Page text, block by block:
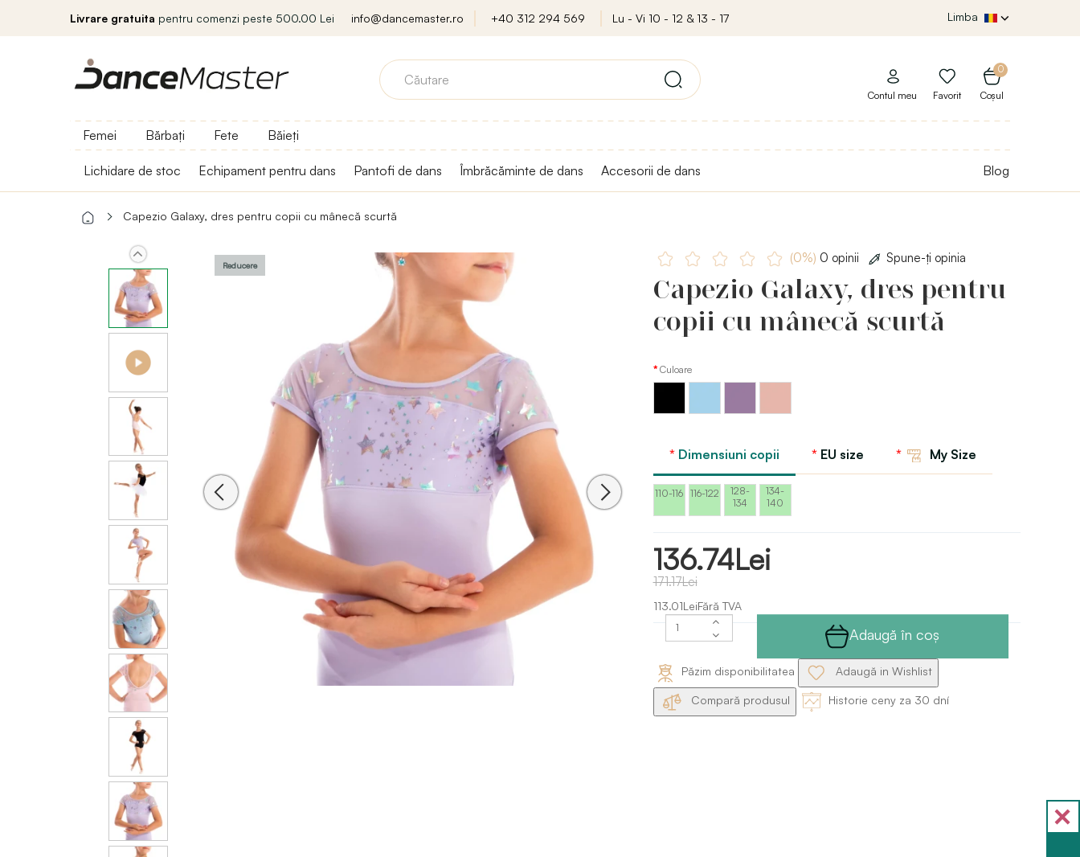
Livrare gratuita pentru comenzi peste 500.00 Lei info@dancemaster.ro +40 312 294 569 Lu - Vi 10 - 12 & 13 - 17 Limba
0
Coșul
Contul meu Favorit
Femei Bărbați Fete Băieți
Lichidare de stoc Echipament pentru dans Pantofi de dans Îmbrăcăminte de dans Accesorii de dans Blog
Capezio Galaxy, dres pentru copii cu mânecă scurtă
Reducere
(0%) 0 opinii Spune-ţi opinia
Capezio Galaxy, dres pentru
copii cu mânecă scurtă
Culoare
Capezio
Dimensiuni copii EU size My Size
110-116 116-122
128-
134
134-
140
136.74Lei
171.17Lei
113.01LeiFără TVA
Adaugă în coş
Păzim disponibilitatea Adaugă in Wishlist
Compară produsul Historie ceny za 30 dní